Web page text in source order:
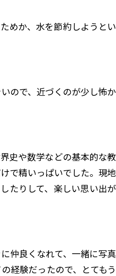
めか、水を節約しようとい
ので、近づくのが少し怖か
史や数学などの基本的な教
で精いっぱいでした。現地
たりして、楽しい思い出が
仲良くなれて、一緒に写真
経験だったので、とてもう